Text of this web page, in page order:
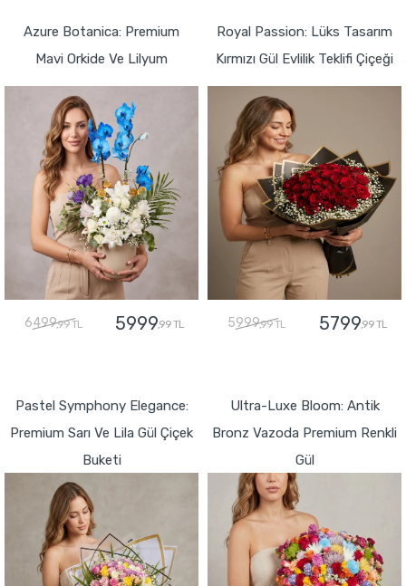
Azure Botanica: Premium
Mavi Orkide Ve Lilyum
6499,99 TL 5999,99 TL
Royal Passion: Lüks Tasarım
Kırmızı Gül Evlilik Teklifi Çiçeği
5999,99 TL 5799,99 TL
Pastel Symphony Elegance:
Premium Sarı Ve Lila Gül Çiçek
Buketi
Ultra-Luxe Bloom: Antik
Bronz Vazoda Premium Renkli
Gül